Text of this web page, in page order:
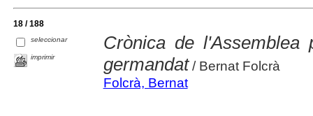
18 / 188
seleccionar
imprimir
Crònica de
germandat/ Bernat Folcrà
Folcrà, Bernat